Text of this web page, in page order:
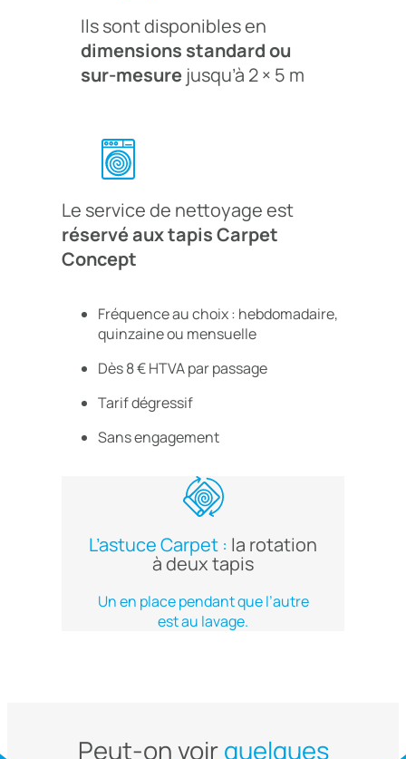
Ils sont disponibles en
dimensions standard ou
sur-mesure jusqu’à 2 × 5 m
Le service de nettoyage est
réservé aux tapis Carpet
Concept
Fréquence au choix : hebdomadaire,
quinzaine ou mensuelle
Dès 8 € HTVA par passage
Tarif dégressif
Sans engagement
L’astuce Carpet : la rotation
à deux tapis
Un en place pendant que l’autre
est au lavage.
Peut-on voirquelques